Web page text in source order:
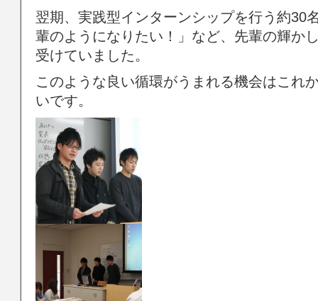
翌期、実践型インターンシップを行う約30
輩のようになりたい！」など、先輩の輝か
受けていました。
このような良い循環がうまれる機会はこれ
いです。